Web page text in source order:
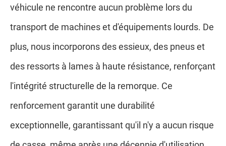
véhicule ne rencontre aucun problème lors du
transport de machines et d'équipements lourds. De
plus, nous incorporons des essieux, des pneus et
des ressorts à lames à haute résistance, renforçant
l'intégrité structurelle de la remorque. Ce
renforcement garantit une durabilité
exceptionnelle, garantissant qu'il n'y a aucun risque